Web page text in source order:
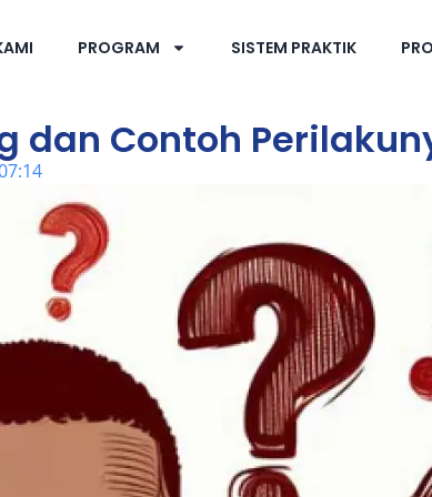
PROGRAM SISTEM PRAKTIK
dan Contoh